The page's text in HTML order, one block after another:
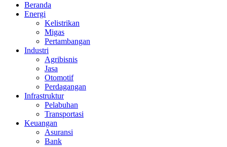
Beranda
Energi
Kelistrikan
Migas
Pertambangan
Industri
Agribisnis
Jasa
Otomotif
Perdagangan
Infrastruktur
Pelabuhan
Transportasi
Keuangan
Asuransi
Bank